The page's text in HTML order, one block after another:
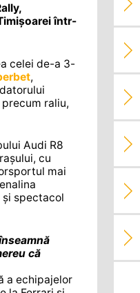
într-
celei de-a 3-
,
raliu,
Audi R8
cu
mai
spectacol
că
a echipajelor